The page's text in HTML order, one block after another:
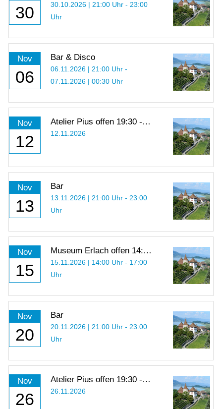
30
30.10.2026 | 21:00 Uhr - 23:00
Uhr
Nov
06
Bar & Disco
06.11.2026 | 21:00 Uhr -
07.11.2026 | 00:30 Uhr
Nov
12
Atelier Pius offen 19:30 -
21:00 Uhr
12.11.2026
Nov
13
Bar
13.11.2026 | 21:00 Uhr - 23:00
Uhr
Nov
15
Museum Erlach offen 14:00
- 17:00 Uhr
15.11.2026 | 14:00 Uhr - 17:00
Uhr
Nov
20
Bar
20.11.2026 | 21:00 Uhr - 23:00
Uhr
Nov
26
Atelier Pius offen 19:30 -
21:00 Uhr
26.11.2026